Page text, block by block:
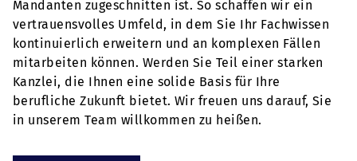
Mandanten zugeschnitten ist. So schaffen wir ein
vertrauensvolles Umfeld, in dem Sie Ihr Fachwissen
kontinuierlich erweitern und an komplexen Fällen
mitarbeiten können. Werden Sie Teil einer starken
Kanzlei, die Ihnen eine solide Basis für Ihre
berufliche Zukunft bietet. Wir freuen uns darauf, Sie
in unserem Team willkommen zu heißen.